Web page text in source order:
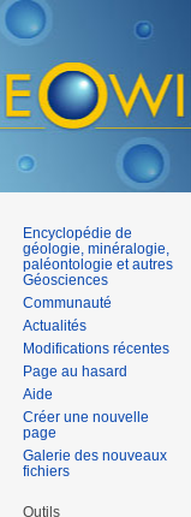
Encyclopédie de
géologie, minéralogie,
paléontologie et autres
Géosciences
Communauté
Actualités
Modifications récentes
Page au hasard
Aide
Créer une nouvelle
page
Galerie des nouveaux
fichiers
Outils